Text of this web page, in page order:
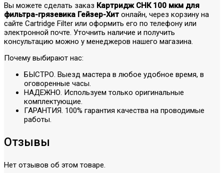
Вы можете сделать заказ Картридж СНК 100 мкм для
фильтра-грязевика Гейзер-Хит онлайн, через корзину на
сайте Cartridge Filter или оформить его по телефону или
электронной почте. Уточнить наличие и получить
консультацию можно у менеджеров нашего магазина.
Почему выбирают нас:
БЫСТРО. Выезд мастера в любое удобное время, в
оговоренные часы.
НАДЕЖНО. Используем только оригинальные
комплектующие.
ГАРАНТИЯ. 100% гарантия качества на проводимые
работы.
Отзывы
Нет отзывов об этом товаре.